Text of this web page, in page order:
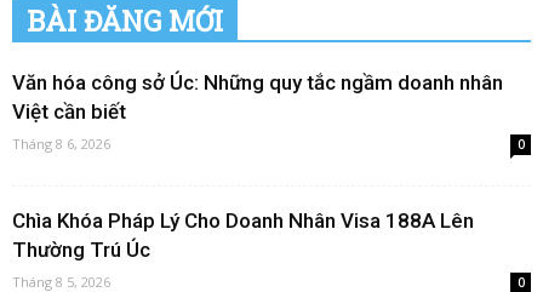
BÀI ĐĂNG MỚI
Văn hóa công sở Úc: Những quy tắc ngầm doanh nhân
Việt cần biết
Tháng 8 6, 2026 0
Chìa Khóa Pháp Lý Cho Doanh Nhân Visa 188A Lên
Thường Trú Úc
Tháng 8 5, 2026 0